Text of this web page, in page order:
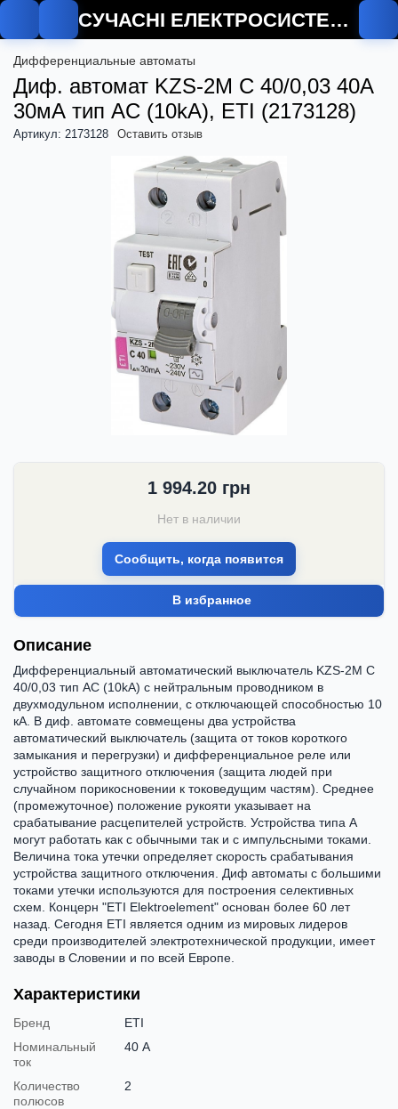
СУЧАСНІ ЕЛЕКТРОСИСТЕМИ
Дифференциальные автоматы
Диф. автомат KZS-2M C 40/0,03 40А
30мА тип AC (10kA), ETI (2173128)
Артикул: 2173128 Оставить отзыв
1 994.20 грн
Нет в наличии
Сообщить, когда появится
В избранное
Описание
Дифференциальный автоматический выключатель KZS-2M C
40/0,03 тип AC (10kA) с нейтральным проводником в
двухмодульном исполнении, с отключающей способностью 10
кА. В диф. автомате совмещены два устройства
автоматический выключатель (защита от токов короткого
замыкания и перегрузки) и дифференциальное реле или
устройство защитного отключения (защита людей при
случайном порикосновении к токоведущим частям). Среднее
(промежуточное) положение рукояти указывает на
срабатывание расцепителей устройств. Устройства типа А
могут работать как с обычными так и с импульсными токами.
Величина тока утечки определяет скорость срабатывания
устройства защитного отключения. Диф автоматы с большими
токами утечки используются для построения селективных
схем. Концерн "ETI Elektroelement" основан более 60 лет
назад. Сегодня ETI является одним из мировых лидеров
среди производителей электротехнической продукции, имеет
заводы в Словении и по всей Европе.
Характеристики
Бренд
ETI
Номинальный
ток
40 А
Количество
полюсов
2